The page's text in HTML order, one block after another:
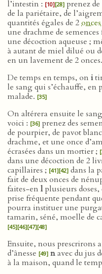
l’intestin : [10][28] prenez
de la pariétaire, de
quantités égales de 2onces
une drachme de
une décoction aqueuse ;
à autant de miel dilué ou
en un lavement de 2 onces.
De temps en temps, on i
le sang qui s’échauffe, en
malade. [35]
On altérera ensuite le
voici : [36] prenez des
de pourpier, de pavot
drachme, et une once
écrasées dans un mortier ;
dans une décoction de 2
capillaires ; [41][42] dans la
fait de deux onces de
faites-en lplusieurs
prise fréquente pendant
pourra instituer une
tamarin, séné, moelle de
[45][46][47][48]
Ensuite, nous prescrirons
d’ânesse [49] navec du jus
à la maison, quand le